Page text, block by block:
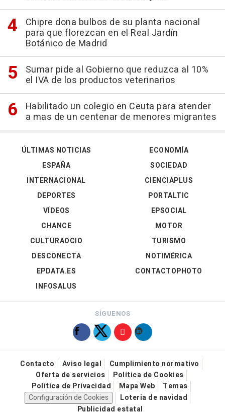
Chipre dona bulbos de su planta nacional
para que florezcan en el Real Jardín
Botánico de Madrid
Sumar pide al Gobierno que reduzca al 10%
el IVA de los productos veterinarios
Habilitado un colegio en Ceuta para atender
a mas de un centenar de menores migrantes
ÚLTIMAS NOTICIAS
ESPAÑA
INTERNACIONAL
DEPORTES
VÍDEOS
ECONOMÍA
SOCIEDAD
CIENCIAPLUS
PORTALTIC
EPSOCIAL
CHANCE
CULTURAOCIO
DESCONECTA
EPDATA.ES
INFOSALUS
MOTOR
TURISMO
NOTIMÉRICA
CONTACTOPHOTO
SÍGUENOS
Contacto Aviso legal
Cumplimiento normativo
Oferta de servicios
Política de Cookies
Política de Privacidad
Mapa Web
Temas
Configuración de Cookies
Loteria de navidad
Publicidad estatal